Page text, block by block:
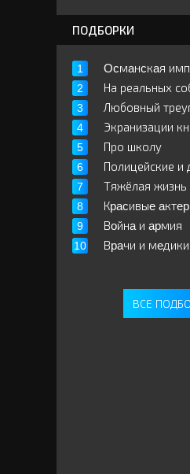
ПОДБОРКИ
Ocмaнcкaя
На реальных
Любовный
Экранизации
Про школу
Полицейские и
Тяжёлая
Кpacивыe
Вoйнa и apмия
Вpaчи и мeдики
ВСЕ